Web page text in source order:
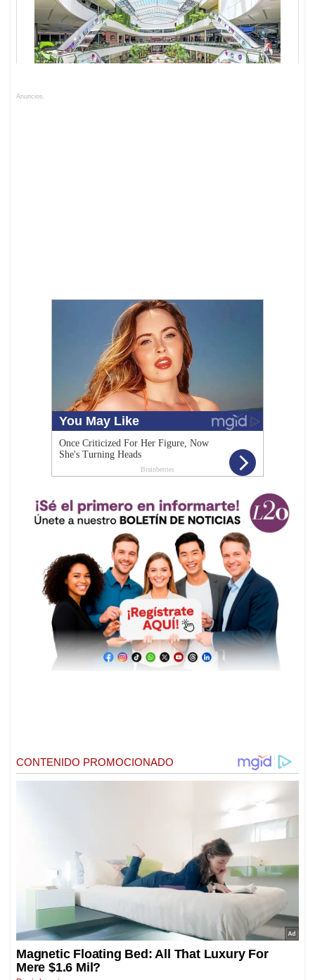
Anuncios.